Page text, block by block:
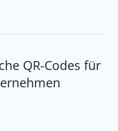
QR-Codes für